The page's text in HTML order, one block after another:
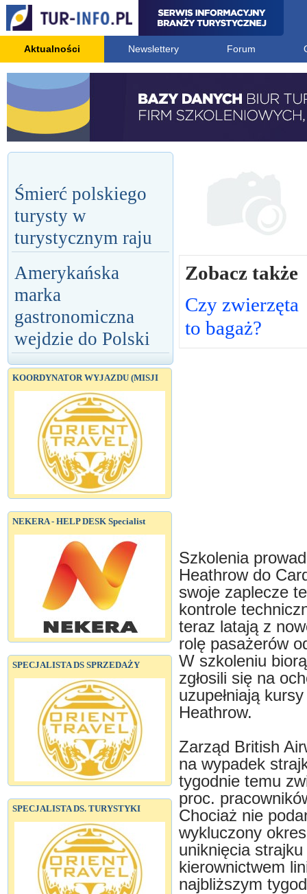
Aktualności Newslettery Forum
Śmierć polskiego
turysty w
turystycznym raju
Amerykańska
marka
gastronomiczna
wejdzie do Polski
KOORDYNATOR WYJAZDU (MISJI
NEKERA - HELP DESK Specialist
SPECJALISTA DS SPRZEDAŻY
SPECJALISTA DS. TURYSTYKI
Zobacz także
Czy zwierzęta
to bagaż?
Szkolenia
Heathrow do
swoje zaplecze
kontrole
teraz latają z
rolę pasażerów
W szkoleniu
zgłosili się na
uzupełniają
Heathrow.
Zarząd British
na wypadek
tygodnie temu
proc.
Chociaż nie
wykluczony
uniknięcia
kierownictwem
najbliższym